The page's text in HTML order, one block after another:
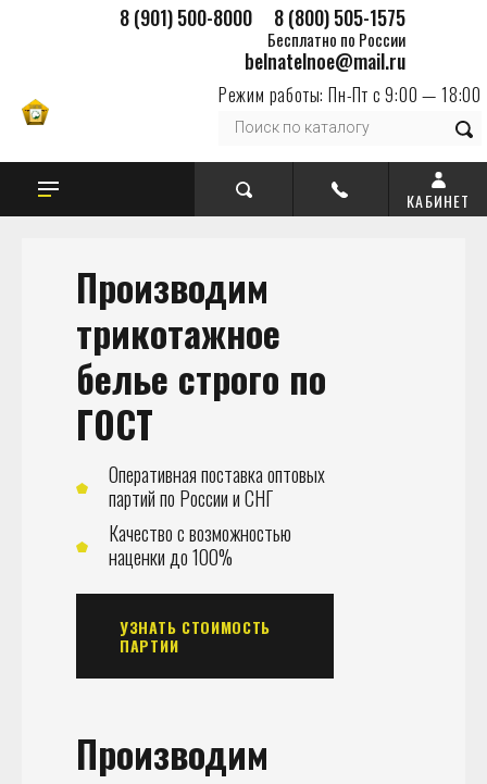
8 (901) 500-8000 8 (800) 505-1575
Бесплатно по России
belnatelnoe@mail.ru
Режим работы: Пн-Пт с 9:00 — 18:00
Производим
трикотажное
белье строго по
ГОСТ
Оперативная поставка оптовых
партий по России и СНГ
Качество с возможностью
наценки до 100%
УЗНАТЬ СТОИМОСТЬ
ПАРТИИ
Производим